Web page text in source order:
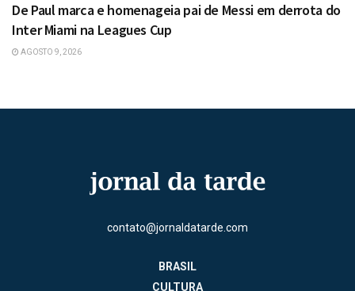
De Paul marca e homenageia pai de Messi em derrota do
Inter Miami na Leagues Cup
AGOSTO 9, 2026
contato@jornaldatarde.com
BRASIL
CULTURA